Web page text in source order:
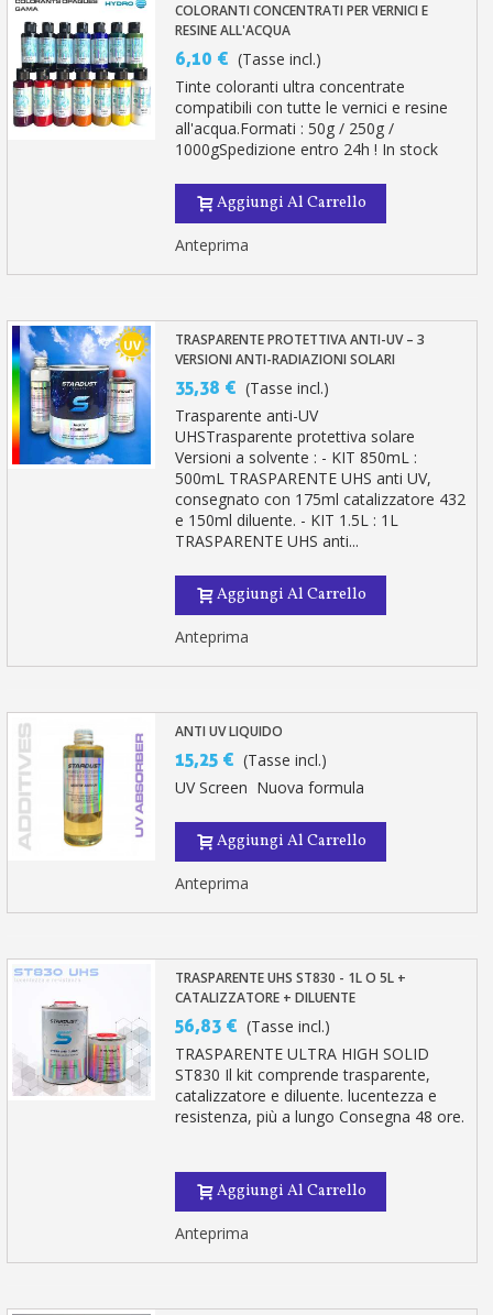
COLORANTI CONCENTRATI PER VERNICI E
RESINE ALL'ACQUA
6,10 € (Tasse incl.)
Tinte coloranti ultra concentrate
compatibili con tutte le vernici e resine
all'acqua.Formati : 50g / 250g /
1000gSpedizione entro 24h ! In stock
Aggiungi Al Carrello
Anteprima
TRASPARENTE PROTETTIVA ANTI-UV – 3
VERSIONI ANTI-RADIAZIONI SOLARI
35,38 € (Tasse incl.)
Trasparente anti-UV
UHSTrasparente protettiva solare
Versioni a solvente : - KIT 850mL :
500mL TRASPARENTE UHS anti UV,
consegnato con 175ml catalizzatore 432
e 150ml diluente. - KIT 1.5L : 1L
TRASPARENTE UHS anti...
Aggiungi Al Carrello
Anteprima
ANTI UV LIQUIDO
15,25 € (Tasse incl.)
UV Screen Nuova formula
Aggiungi Al Carrello
Anteprima
TRASPARENTE UHS ST830 - 1L O 5L +
CATALIZZATORE + DILUENTE
56,83 € (Tasse incl.)
TRASPARENTE ULTRA HIGH SOLID
ST830 Il kit comprende trasparente,
catalizzatore e diluente. lucentezza e
resistenza, più a lungo Consegna 48 ore.
Aggiungi Al Carrello
Anteprima